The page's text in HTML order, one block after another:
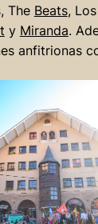
The Beats,
y Miranda.
anfitrionas